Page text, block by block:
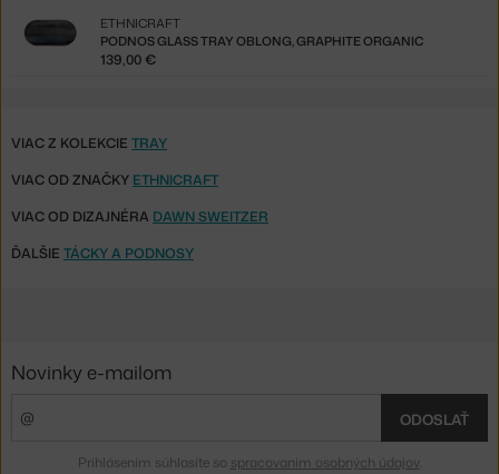
PODNOS GLASS TRAY OBLONG, GRAPHITE ORGANIC
ETHNICRAFT
139,00 €
VIAC Z KOLEKCIE TRAY
VIAC OD ZNAČKY ETHNICRAFT
VIAC OD DIZAJNÉRA DAWN SWEITZER
ĎALŠIE TÁCKY A PODNOSY
Novinky e-mailom
ODOSLAŤ
Prihlásením súhlasíte so spracovaním osobných údajov.